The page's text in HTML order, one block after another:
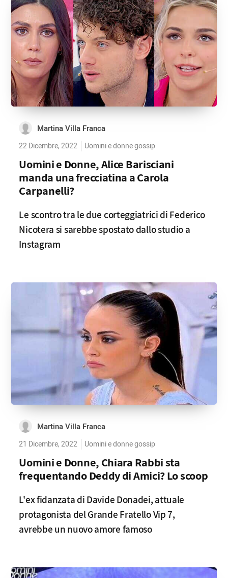
Martina Villa Franca
22 Dicembre, 2022 Uomini e donne gossip
Uomini e Donne, Alice Barisciani
manda una frecciatina a Carola
Carpanelli?
Le scontro tra le due corteggiatrici di Federico
Nicotera si sarebbe spostato dallo studio a
Instagram
Martina Villa Franca
21 Dicembre, 2022 Uomini e donne gossip
Uomini e Donne, Chiara Rabbi sta
frequentando Deddy di Amici? Lo scoop
L'ex fidanzata di Davide Donadei, attuale
protagonista del Grande Fratello Vip 7,
avrebbe un nuovo amore famoso